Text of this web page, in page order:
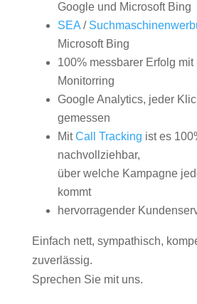
Google und Microsoft Bing
SEA/
Microsoft Bing
100% messbarer Erfolg
Monitorring
Google Analytics, jeder
gemessen
MitCall Tracking ist es
nachvollziehbar,
über welche Kampagne
kommt
hervorragender
Einfach nett, sympathisch,
zuverlässig.
Sprechen Sie mit uns.